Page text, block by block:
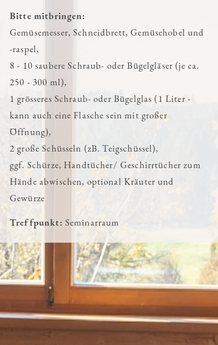
Bitte mitbringen:
Gemüsemesser, Schneidbrett, Gemüsehobel und
-raspel,
8 - 10 saubere Schraub- oder Bügelgläser (je ca.
250 - 300 ml),
1 grösseres Schraub- oder Bügelglas (1 Liter -
kann auch eine Flasche sein mit großer
Öffnung),
2 große Schüsseln (zB. Teigschüssel),
ggf. Schürze, Handtücher/ Geschirrtücher zum
Hände abwischen, optional Kräuter und
Gewürze
Treffpunkt: Seminarraum